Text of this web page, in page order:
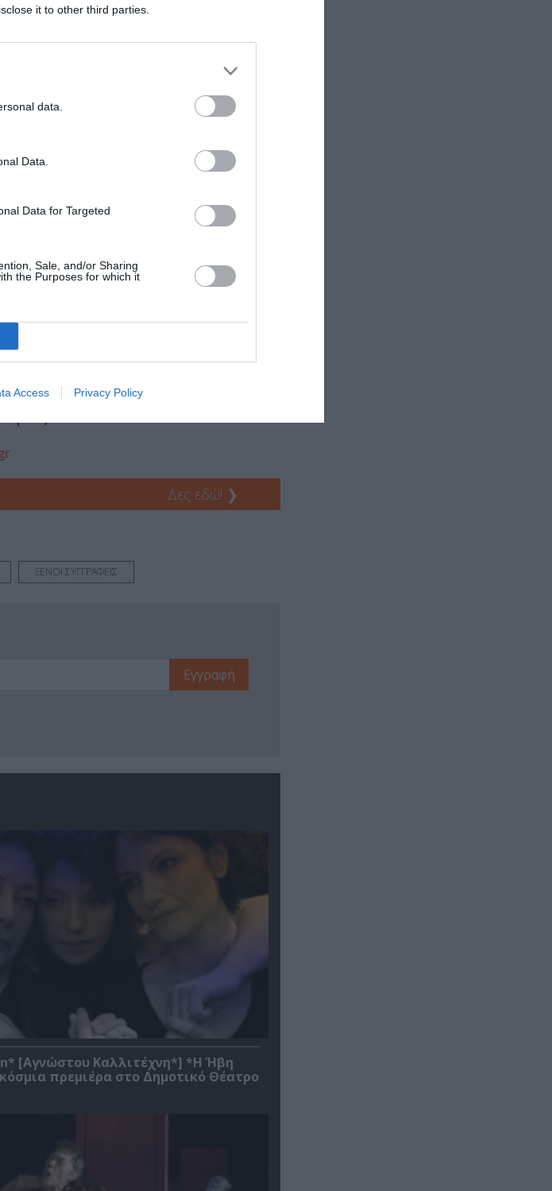
it to other third parties.
data.
Data.
Data for Targeted
Sale, and/or Sharing
the Purposes for which it
Access Privacy Policy
Αρχοντή, Χρίστος Γεωργίου,
Μενούνος, Αθανασία Ξενοπούλου,
- Αίθουσα «Μάνος Κατράκης», Αγίου Μελετίου
Δες εδώ! ❯
ΞΕΝΟΙ ΣΥΓΓΡΑΦΕΙΣ
[Αγνώστου Καλλιτέχνη*] *Η Ήβη
πρεμιέρα στο Δημοτικό Θέατρο